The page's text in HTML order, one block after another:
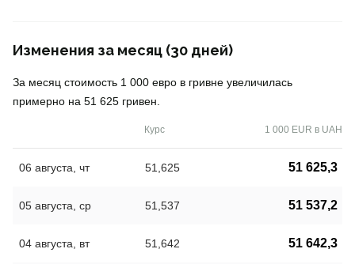
Изменения за месяц (30 дней)
За месяц стоимость 1 000 евро в гривне увеличилась
примерно на 51 625 гривен.
Курс 1 000 EUR в UAH
06 августа, чт 51,625 51 625,3
05 августа, ср 51,537 51 537,2
04 августа, вт 51,642 51 642,3